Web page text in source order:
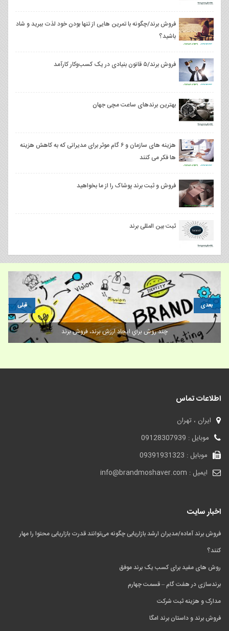
فروش برند/چگونه با تمرین هایی از تنها بودن خود لذت ببرید و شاد
باشید؟
فروش برند/۵ قانون بنیادی در یک کسب‌وکار کارآمد
بهترین برندهای ساعت مچی جهان
هزینه های سازمان و ۶ گام موثر برای مدیرانی که به کاهش هزینه
ها فکر می کنند
فروش و ثبت برند پوشاک را از ما بخواهید
ثبت بین المللی برند
دلایل نارضایتی مشتریان از برند_برندینگ شما
قبلی بعدی
اطلاعات تماس
ایران ، تهران
موبایل : 09128307939
موبایل : 09391931323
ایمیل : info@brandmoshaver.com
اخبار سایت
فروش برند آماده/مدیران ارشد بازاریابی چگونه می‌توانند قدرت بازاریابی محتوا را مهار
کنند؟
روش های مفید برای کسب یک برند موفق
برندسازی در هفت گام – قسمت چهارم
مدارک و هزینه ثبت شرکت
فروش برند و داستان برند امگا